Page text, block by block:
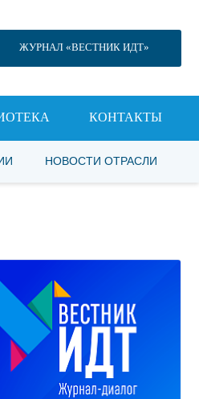
ЖУРНАЛ «ВЕСТНИК ИДТ»
КОНТАКТЫ
НОВОСТИ ОТРАСЛИ